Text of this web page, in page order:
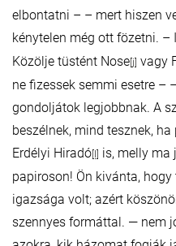
elbontatni – – mert hiszen
kénytelen még ott fözetni. –
Közölje tüstént Nose[j] vagy
ne fizessek semmi esetre –
gondoljátok legjobbnak. A
beszélnek, mind tesznek,
Erdélyi Hiradó[l] is, melly ma
papiroson! Ön kivánta, hogy
igazsága volt; azért
szennyes formáttal. — nem